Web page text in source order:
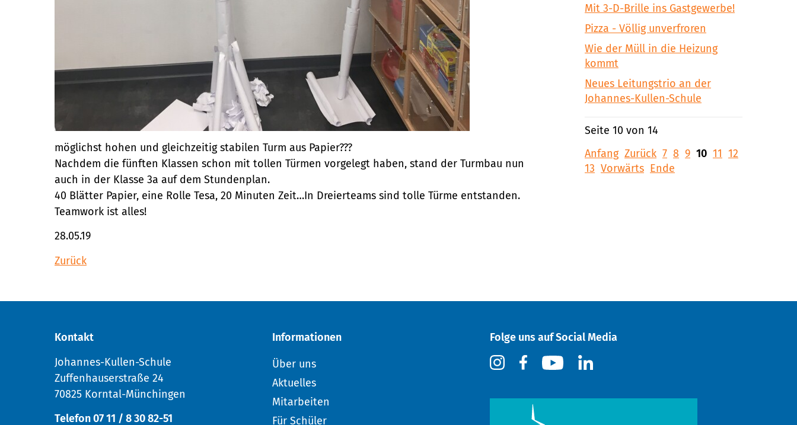
möglichst hohen und gleichzeitig stabilen Turm aus Papier???
Nachdem die fünften Klassen schon mit tollen Türmen vorgelegt haben, stand der Turmbau nun
auch in der Klasse 3a auf dem Stundenplan.
40 Blätter Papier, eine Rolle Tesa, 20 Minuten Zeit…In Dreierteams sind tolle Türme entstanden.
Teamwork ist alles!
28.05.19
Zurück
Mit 3-D-Brille ins Gastgewerbe!
Pizza - Völlig unverfroren
Wie der Müll in die Heizung
kommt
Neues Leitungstrio an der
Johannes-Kullen-Schule
Seite 10 von 14
Anfang Zurück 7 8 9 10 11 12
13 Vorwärts Ende
Kontakt
Johannes-Kullen-Schule
Zuffenhauserstraße 24
70825 Korntal-Münchingen
Telefon 07 11 / 8 30 82-51
Informationen
Über uns
Aktuelles
Mitarbeiten
Für Schüler
Folge uns auf Social Media